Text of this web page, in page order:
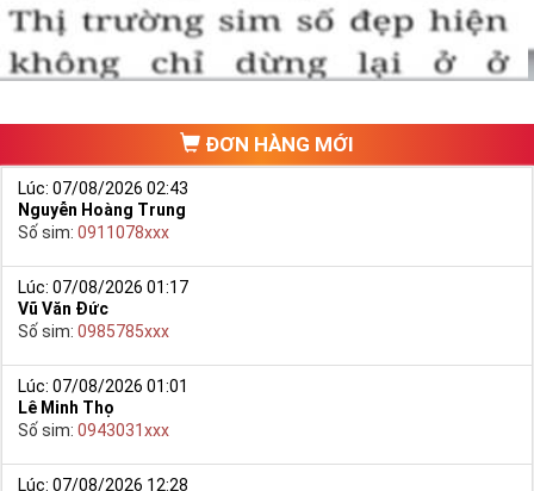
- Cách nhanh nhất để chọn mua được Sim Tứ Quý 2 là bạn vào
trang chủ của Sim Tiền Giang, chọn mục “
Sim giảm giá
“ ở ngay đầu
trang chủ. Đây là danh sách sim được đại lý giảm giá vì một số lý
Ngoài ra quý khách chưa ưng ý về Sim Tứ Quý 2 có cũng thể tham
khảo thêm Sim Vinaphone,Sim Gmobile, Sim Tứ Quý Giữa
ĐƠN HÀNG MỚI
Lúc: 07/08/2026 02:43
Nguyễn Hoàng Trung
Số sim: 0911078xxx
Lúc: 07/08/2026 01:17
Vũ Văn Đức
Số sim: 0985785xxx
Lúc: 07/08/2026 01:01
Lê Minh Thọ
Số sim: 0943031xxx
Lúc: 07/08/2026 12:28